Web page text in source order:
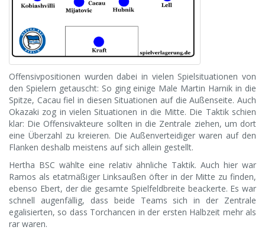
Offensivpositionen wurden dabei in vielen Spielsituationen von
den Spielern getauscht: So ging einige Male Martin Harnik in die
Spitze, Cacau fiel in diesen Situationen auf die Außenseite. Auch
Okazaki zog in vielen Situationen in die Mitte. Die Taktik schien
klar: Die Offensivakteure sollten in die Zentrale ziehen, um dort
eine Überzahl zu kreieren. Die Außenverteidiger waren auf den
Flanken deshalb meistens auf sich allein gestellt.
Hertha BSC wählte eine relativ ähnliche Taktik. Auch hier war
Ramos als etatmäßiger Linksaußen öfter in der Mitte zu finden,
ebenso Ebert, der die gesamte Spielfeldbreite beackerte. Es war
schnell augenfällig, dass beide Teams sich in der Zentrale
egalisierten, so dass Torchancen in der ersten Halbzeit mehr als
rar waren.